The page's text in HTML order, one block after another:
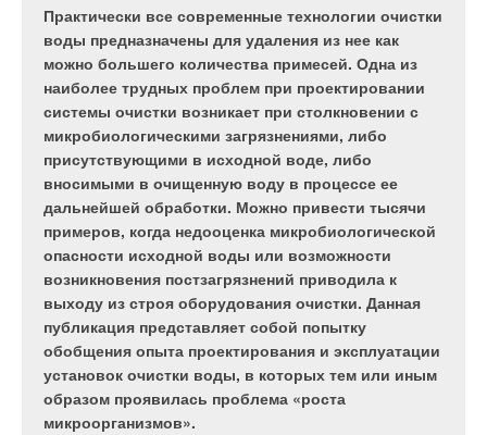
Практически все современные технологии очистки
воды предназначены для удаления из нее как
можно большего количества примесей. Одна из
наиболее трудных проблем при проектировании
системы очистки возникает при столкновении с
микробиологическими загрязнениями, либо
присутствующими в исходной воде, либо
вносимыми в очищенную воду в процессе ее
дальнейшей обработки. Можно привести тысячи
примеров, когда недооценка микробиологической
опасности исходной воды или возможности
возникновения постзагрязнений приводила к
выходу из строя оборудования очистки. Данная
публикация представляет собой попытку
обобщения опыта проектирования и эксплуатации
установок очистки воды, в которых тем или иным
образом проявилась проблема «роста
микроорганизмов».
читателей со своей продукцией. Фирма «ЭКА»
входит в ряд ведущих производителей систем
дымоудаления из нержавеющей стали в областях
промышленности и жилого фонда в Германии.
Продукция фирмы используется с разными
видами техники — котлами малой и большой
мощности, печами и каминами, конденсационными
котлами, работающими на различных видах
топлива (природном и сжиженном газе, солярке,
твердом топливе). При правильном монтаже и
профессиональной эксплуатации фирма «ЭКА»
обеспечивает 15-летнюю гарантию на свою
продукцию из нержавеющей стали.
Представительства фирмы «ЭКА» действуют в
шести странах Западной Европы. В России
представительство «ЭКА» в Санкт-Петербурге
работает с октября 2004 г.